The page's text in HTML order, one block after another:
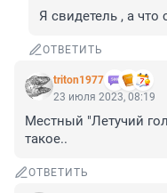
Я свидетель , а что
ОТВЕТИТЬ
triton1977
23 июля 2023, 08:19
Местный "Летучий
такое..
ОТВЕТИТЬ